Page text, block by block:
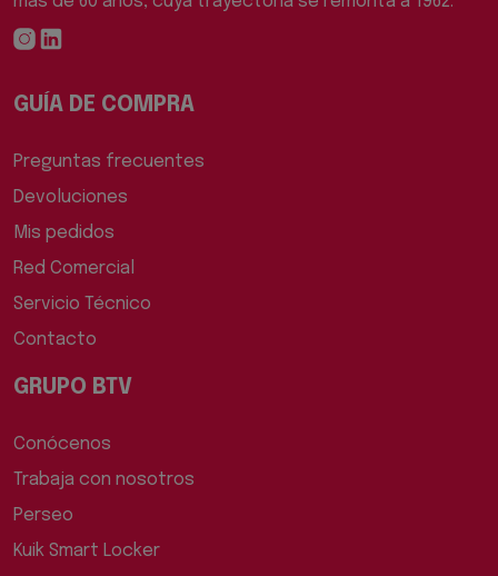
GUÍA DE COMPRA
Preguntas frecuentes
Devoluciones
Mis pedidos
Red Comercial
Servicio Técnico
Contacto
GRUPO BTV
Conócenos
Trabaja con nosotros
Perseo
Kuik Smart Locker